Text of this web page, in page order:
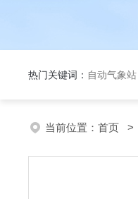
热门关键词： 自动气象
当前位置： 首页 >